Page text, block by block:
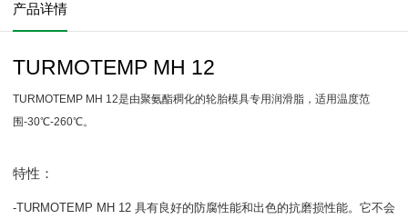
产品详情
TURMOTEMP MH 12
TURMOTEMP MH 12是由聚氨酯稠化的轮胎模具专用润滑脂，适用温度范
围-30℃-260℃。
特性：
-TURMOTEMP MH 12 具有良好的防腐性能和出色的抗磨损性能。它不会